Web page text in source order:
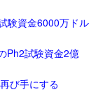
験資金6000万ドル
Ph2試験資金2億
び手にする